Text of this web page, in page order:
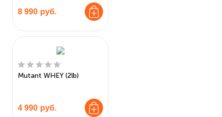
8 990 руб.
Mutant WHEY (2lb)
4 990 руб.